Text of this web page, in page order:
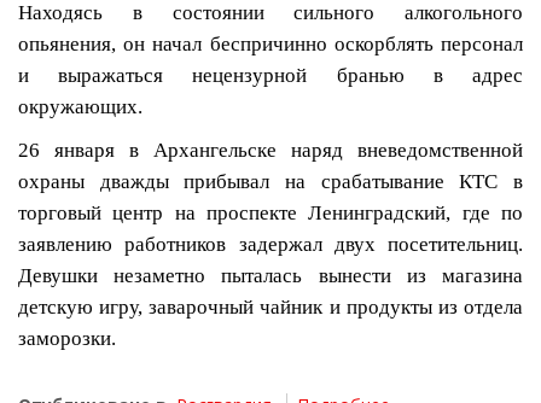
Находясь в состоянии сильного алкогольного
опьянения, он начал беспричинно оскорблять персонал
и выражаться нецензурной бранью в адрес
окружающих.
26 января в Архангельске наряд вневедомственной
охраны дважды прибывал на срабатывание КТС в
торговый центр на проспекте Ленинградский, где по
заявлению работников задержал двух посетительниц.
Девушки незаметно пыталась вынести из магазина
детскую игру, заварочный чайник и продукты из отдела
заморозки.